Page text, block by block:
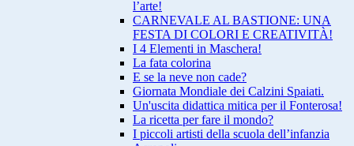
l’arte!
CARNEVALE AL BASTIONE: UNA
FESTA DI COLORI E CREATIVITÀ!
I 4 Elementi in Maschera!
La fata colorina
E se la neve non cade?
Giornata Mondiale dei Calzini Spaiati.
Un'uscita didattica mitica per il Fonterosa!
La ricetta per fare il mondo?
I piccoli artisti della scuola dell’infanzia